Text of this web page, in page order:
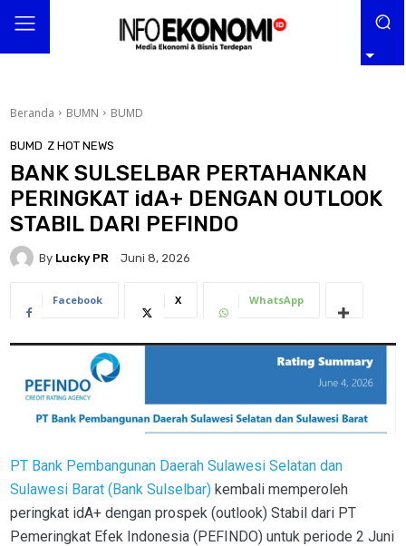
Beranda BUMN BUMD
BUMD Z HOT NEWS
BANK SULSELBAR PERTAHANKAN
PERINGKAT idA+ DENGAN OUTLOOK
STABIL DARI PEFINDO
By Lucky PR Juni 8, 2026
Facebook X WhatsApp
PT Bank Pembangunan Daerah Sulawesi Selatan dan
Sulawesi Barat (Bank Sulselbar) kembali memperoleh
peringkat idA+ dengan prospek (outlook) Stabil dari PT
Pemeringkat Efek Indonesia (PEFINDO) untuk periode 2 Juni